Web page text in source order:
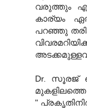
വരുത്തും
കാര്യം
പറഞ്ഞു
Dr. സൂരജ്
"